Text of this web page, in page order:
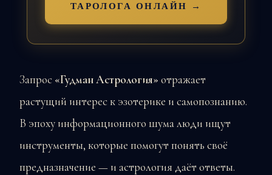
ТАРОЛОГА ОНЛАЙН →
Запрос «Гудман Астрология» отражает
растущий интерес к эзотерике и самопознанию.
В эпоху информационного шума люди ищут
инструменты, которые помогут понять своё
предназначение — и астрология даёт ответы.